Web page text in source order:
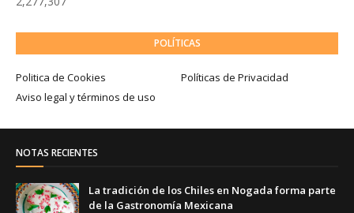
POLÍTICAS
Politica de Cookies
Políticas de Privacidad
Aviso legal y términos de uso
NOTAS RECIENTES
La tradición de los Chiles en Nogada forma parte
de la Gastronomía Mexicana